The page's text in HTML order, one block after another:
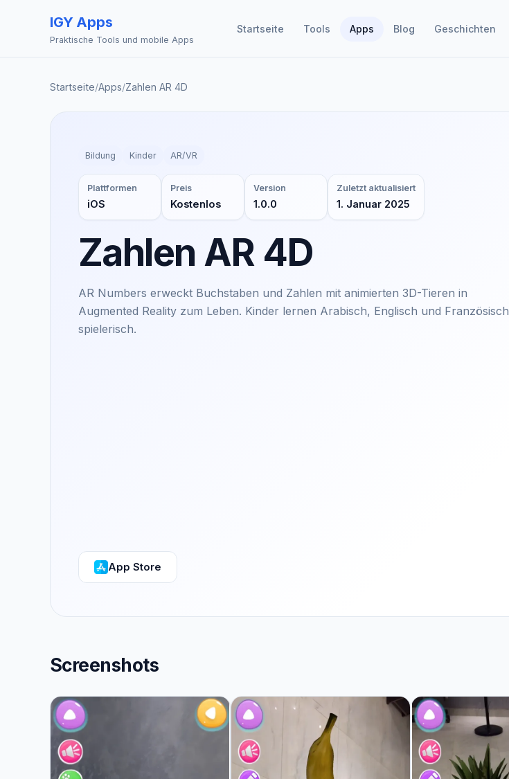
IGY Apps
Praktische Tools und mobile Apps
Startseite Tools Apps Blog Geschichten
Startseite/Apps/Zahlen AR 4D
Bildung Kinder AR/VR
Plattformen
iOS
Preis
Kostenlos
Version
1.0.0
Zuletzt aktualisiert
1. Januar 2025
Zahlen AR 4D
AR Numbers erweckt Buchstaben und Zahlen mit animierten 3D-Tieren in
Augmented Reality zum Leben. Kinder lernen Arabisch, Englisch und Französisch
spielerisch.
App Store
Screenshots